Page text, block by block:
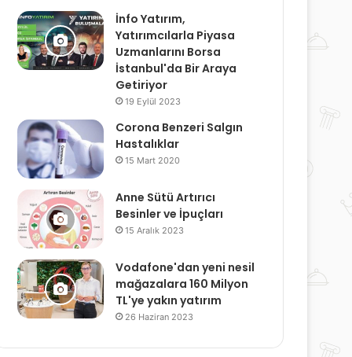
İnfo Yatırım,
Yatırımcılarla Piyasa
Uzmanlarını Borsa
İstanbul'da Bir Araya
Getiriyor
19 Eylül 2023
Corona Benzeri Salgın
Hastalıklar
15 Mart 2020
Anne Sütü Artırıcı
Besinler ve İpuçları
15 Aralık 2023
Vodafone'dan yeni nesil
mağazalara 160 Milyon
TL'ye yakın yatırım
26 Haziran 2023